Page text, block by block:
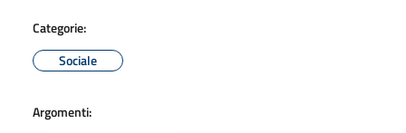
Categorie:
Sociale
Argomenti: